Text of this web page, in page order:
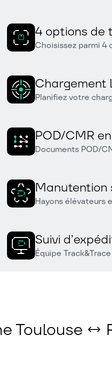
4 options de
Choisissez parmi 4
Chargement
Planifiez votre
POD/CMR
Documents POD/
Manutention
Hayons élévateurs
Suivi
Équipe
Toulouse ↔